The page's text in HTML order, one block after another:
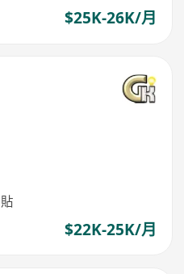
$25K-26K/月
$22K-25K/月